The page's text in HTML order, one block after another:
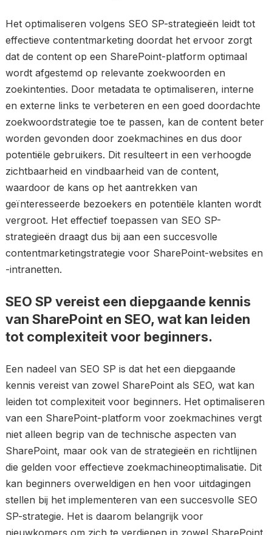
Het optimaliseren volgens SEO SP-strategieën leidt tot
effectieve contentmarketing doordat het ervoor zorgt
dat de content op een SharePoint-platform optimaal
wordt afgestemd op relevante zoekwoorden en
zoekintenties. Door metadata te optimaliseren, interne
en externe links te verbeteren en een goed doordachte
zoekwoordstrategie toe te passen, kan de content beter
worden gevonden door zoekmachines en dus door
potentiële gebruikers. Dit resulteert in een verhoogde
zichtbaarheid en vindbaarheid van de content,
waardoor de kans op het aantrekken van
geïnteresseerde bezoekers en potentiële klanten wordt
vergroot. Het effectief toepassen van SEO SP-
strategieën draagt dus bij aan een succesvolle
contentmarketingstrategie voor SharePoint-websites en
-intranetten.
SEO SP vereist een diepgaande kennis
van SharePoint en SEO, wat kan leiden
tot complexiteit voor beginners.
Een nadeel van SEO SP is dat het een diepgaande
kennis vereist van zowel SharePoint als SEO, wat kan
leiden tot complexiteit voor beginners. Het optimaliseren
van een SharePoint-platform voor zoekmachines vergt
niet alleen begrip van de technische aspecten van
SharePoint, maar ook van de strategieën en richtlijnen
die gelden voor effectieve zoekmachineoptimalisatie. Dit
kan beginners overweldigen en hen voor uitdagingen
stellen bij het implementeren van een succesvolle SEO
SP-strategie. Het is daarom belangrijk voor
nieuwkomers om zich te verdiepen in zowel SharePoint